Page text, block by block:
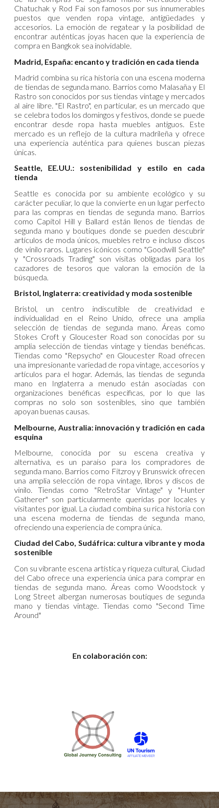
Chatuchak y Rod Fai son famosos por sus innumerables
puestos que venden ropa vintage, antigüedades y
accesorios. La emoción de regatear y la posibilidad de
encontrar auténticas joyas hacen que la experiencia de
compra en Bangkok sea inolvidable.
Madrid, España: encanto y tradición en cada tienda
Madrid combina su rica historia con una escena moderna
de tiendas de segunda mano. Barrios como Malasaña y El
Rastro son conocidos por sus tiendas vintage y mercados
al aire libre. "El Rastro", en particular, es un mercado que
se celebra todos los domingos y festivos, donde se puede
encontrar desde ropa hasta muebles antiguos. Este
mercado es un reflejo de la cultura madrileña y ofrece
una experiencia auténtica para quienes buscan piezas
únicas. ​
Seattle, EE.UU.: sostenibilidad y estilo en cada
tienda
Seattle es conocida por su ambiente ecológico y su
carácter peculiar, lo que la convierte en un lugar perfecto
para las compras en tiendas de segunda mano. Barrios
como Capitol Hill y Ballard están llenos de tiendas de
segunda mano y boutiques donde se pueden descubrir
artículos de moda únicos, muebles retro e incluso discos
de vinilo raros. Lugares icónicos como "Goodwill Seattle"
y "Crossroads Trading" son visitas obligadas para los
cazadores de tesoros que valoran la emoción de la
búsqueda. ​
Bristol, Inglaterra: creatividad y moda sostenible
Bristol, un centro indiscutible de creatividad e
individualidad en el Reino Unido, ofrece una amplia
selección de tiendas de segunda mano. Áreas como
Stokes Croft y Gloucester Road son conocidas por su
amplia selección de tiendas vintage y tiendas benéficas.
Tiendas como "Repsycho" en Gloucester Road ofrecen
una impresionante variedad de ropa vintage, accesorios y
artículos para el hogar. Además, las tiendas de segunda
mano en Inglaterra a menudo están asociadas con
organizaciones benéficas específicas, por lo que las
compras no solo son sostenibles, sino que también
apoyan buenas causas. ​
Melbourne, Australia: innovación y tradición en cada
esquina
Melbourne, conocida por su escena creativa y
alternativa, es un paraíso para los compradores de
segunda mano. Barrios como Fitzroy y Brunswick ofrecen
una amplia selección de ropa vintage, libros y discos de
vinilo. Tiendas como "RetroStar Vintage" y "Hunter
Gatherer" son particularmente queridas por locales y
visitantes por igual. La ciudad combina su rica historia con
una escena moderna de tiendas de segunda mano,
ofreciendo una experiencia de compra única. ​
Ciudad del Cabo, Sudáfrica: cultura vibrante y moda
sostenible
Con su vibrante escena artística y riqueza cultural, Ciudad
del Cabo ofrece una experiencia única para comprar en
tiendas de segunda mano. Áreas como Woodstock y
Long Street albergan numerosas boutiques de segunda
mano y tiendas vintage. Tiendas como "Second Time
Around"
En colaboración con: